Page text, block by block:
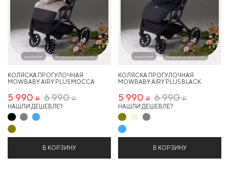
КОЛЯСКА ПРОГУЛОЧНАЯ
MOWBABY AIRY PLUS MOCCA
5 990 Р 6 990Р
НАШЛИ ДЕШЕВЛЕ?
В КОРЗИНУ
КОЛЯСКА ПРОГУЛОЧНАЯ
MOWBABY AIRY PLUS BLACK
5 990 Р 6 990Р
НАШЛИ ДЕШЕВЛЕ?
В КОРЗИНУ